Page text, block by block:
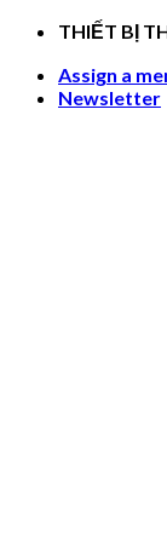
Skip
content
THIẾT BỊ
Assign a
Newsletter